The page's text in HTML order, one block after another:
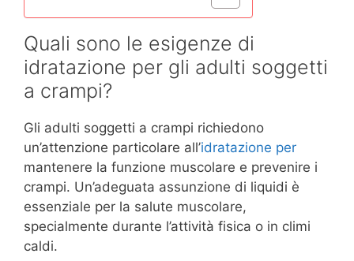
Quali sono le esigenze di
idratazione per gli adulti soggetti
a crampi?
Gli adulti soggetti a crampi richiedono
un’attenzione particolare all’idratazione per
mantenere la funzione muscolare e prevenire i
crampi. Un’adeguata assunzione di liquidi è
essenziale per la salute muscolare,
specialmente durante l’attività fisica o in climi
caldi.